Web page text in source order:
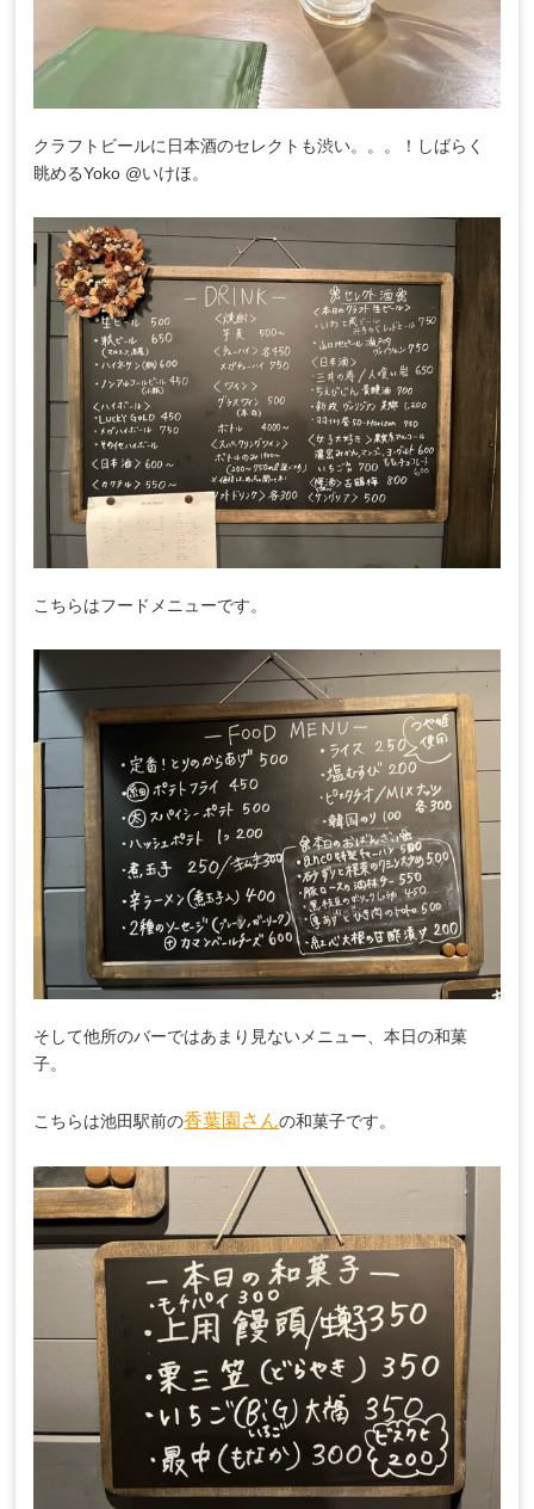
クラフトビールに日本酒のセレクトも渋い。。。！しばらく
眺めるYoko @いけほ。
こちらはフードメニューです。
そして他所のバーではあまり見ないメニュー、本日の和菓
子。
こちらは池田駅前の香葉園さんの和菓子です。